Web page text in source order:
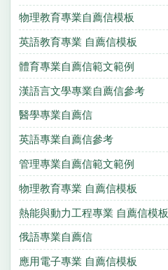
物理教育專業自薦信模板
英語教育專業 自薦信模板
體育專業自薦信範文範例
漢語言文學專業自薦信參考
醫學專業自薦信
英語專業自薦信參考
管理專業自薦信範文範例
物理教育專業 自薦信模板
熱能與動力工程專業 自薦信模板
俄語專業自薦信
應用電子專業 自薦信模板